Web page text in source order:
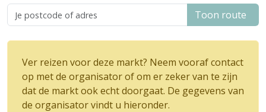
Toon route
Ver reizen voor deze markt? Neem vooraf contact
op met de organisator of om er zeker van te zijn
dat de markt ook echt doorgaat. De gegevens van
de organisator vindt u hieronder.